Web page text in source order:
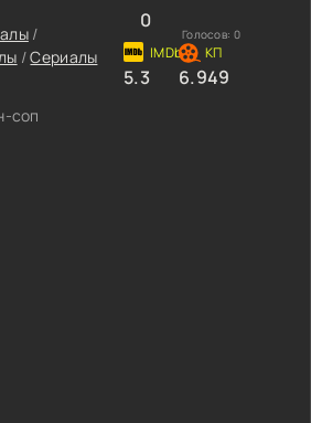
/
/Сериалы
соп
0
Голосов: 0
5.3 6.949